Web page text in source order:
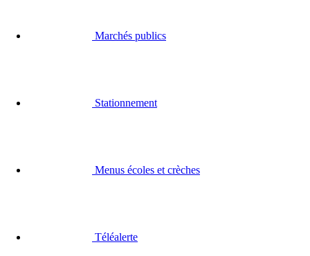
Marchés publics
Stationnement
Menus écoles et crèches
Téléalerte